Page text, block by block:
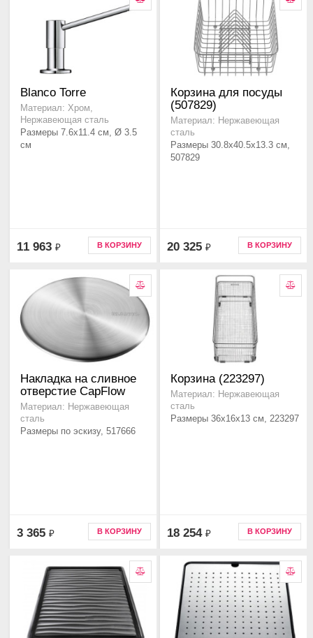
Blanco Torre
Материал: Хром,
Нержавеющая сталь
Размеры 7.6x11.4 см, Ø 3.5
см
11 963 ₽ В КОРЗИНУ
Корзина для посуды
(507829)
Материал: Нержавеющая
сталь
Размеры 30.8x40.5x13.3 см,
507829
20 325 ₽ В КОРЗИНУ
Накладка на сливное
отверстие CapFlow
Материал: Нержавеющая
сталь
Размеры по эскизу, 517666
3 365 ₽ В КОРЗИНУ
Корзина (223297)
Материал: Нержавеющая
сталь
Размеры 36x16x13 см, 223297
18 254 ₽ В КОРЗИНУ